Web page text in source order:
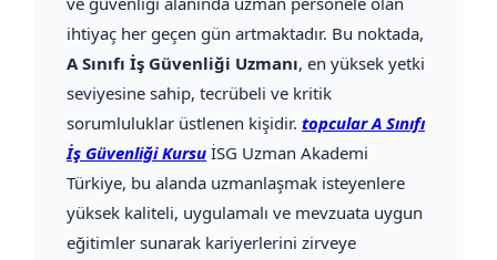
ihtiyaç her geçen gün artmaktadır. Bu noktada,
A Sınıfı İş Güvenliği Uzmanı, en yüksek yetki
seviyesine sahip, tecrübeli ve kritik
sorumluluklar üstlenen kişidir. topcular A Sınıfı
İş Güvenliği Kursu İSG Uzman Akademi
Türkiye, bu alanda uzmanlaşmak isteyenlere
yüksek kaliteli, uygulamalı ve mevzuata uygun
eğitimler sunarak kariyerlerini zirveye